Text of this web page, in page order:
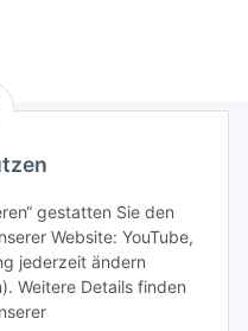
gestatten Sie den
Website: YouTube,
jederzeit ändern
Weitere Details finden